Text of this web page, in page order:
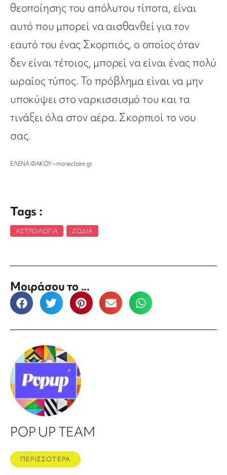
θεοποίησης του απόλυτου τίποτα, είναι
αυτό που μπορεί να αισθανθεί για τον
εαυτό του ένας Σκορπιός, ο οποίος όταν
δεν είναι τέτοιος, μπορεί να είναι ένας πολύ
ωραίος τύπος. Το πρόβλημα είναι να μην
υποκύψει στο ναρκισσισμό του και τα
τινάξει όλα στον αέρα. Σκορπιοί το νου
σας.
ΕΛΕΝΑ ΦΑΚΟΥ – marieclaire.gr
Tags :
ΑΣΤΡΟΛΟΓΊΑ ΖΏΔΙΑ
Μοιράσου το ...
POP UP TEAM
ΠΕΡΙΣΣΟΤΕΡΑ